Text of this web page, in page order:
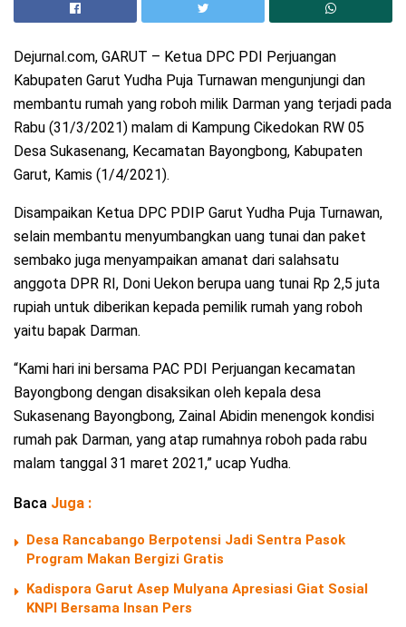
Dejurnal.com, GARUT – Ketua DPC PDI Perjuangan
Kabupaten Garut Yudha Puja Turnawan mengunjungi dan
membantu rumah yang roboh milik Darman yang terjadi pada
Rabu (31/3/2021) malam di Kampung Cikedokan RW 05
Desa Sukasenang, Kecamatan Bayongbong, Kabupaten
Garut, Kamis (1/4/2021).
Disampaikan Ketua DPC PDIP Garut Yudha Puja Turnawan,
selain membantu menyumbangkan uang tunai dan paket
sembako juga menyampaikan amanat dari salahsatu
anggota DPR RI, Doni Uekon berupa uang tunai Rp 2,5 juta
rupiah untuk diberikan kepada pemilik rumah yang roboh
yaitu bapak Darman.
“Kami hari ini bersama PAC PDI Perjuangan kecamatan
Bayongbong dengan disaksikan oleh kepala desa
Sukasenang Bayongbong, Zainal Abidin menengok kondisi
rumah pak Darman, yang atap rumahnya roboh pada rabu
malam tanggal 31 maret 2021,” ucap Yudha.
Baca Juga :
Desa Rancabango Berpotensi Jadi Sentra Pasok
Program Makan Bergizi Gratis
Kadispora Garut Asep Mulyana Apresiasi Giat Sosial
KNPI Bersama Insan Pers